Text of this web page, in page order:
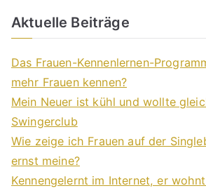
Aktuelle Beiträge
Das Frauen-Kennenlernen-
mehr Frauen kennen?
Mein Neuer ist kühl und wollte
Swingerclub
Wie zeige ich Frauen auf der
ernst meine?
Kennengelernt im Internet, er